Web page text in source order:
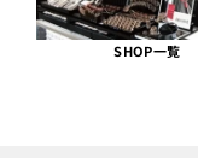
SHOP一覧